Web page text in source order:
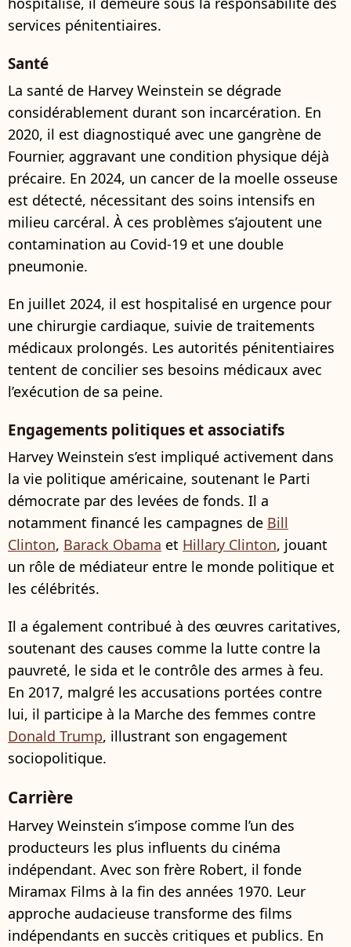
services pénitentiaires.
Santé
La santé de Harvey Weinstein se dégrade
considérablement durant son incarcération. En
2020, il est diagnostiqué avec une gangrène de
Fournier, aggravant une condition physique déjà
précaire. En 2024, un cancer de la moelle osseuse
est détecté, nécessitant des soins intensifs en
milieu carcéral. À ces problèmes s’ajoutent une
contamination au Covid-19 et une double
pneumonie.
En juillet 2024, il est hospitalisé en urgence pour
une chirurgie cardiaque, suivie de traitements
médicaux prolongés. Les autorités pénitentiaires
tentent de concilier ses besoins médicaux avec
l’exécution de sa peine.
Engagements politiques et associatifs
Harvey Weinstein s’est impliqué activement dans
la vie politique américaine, soutenant le Parti
démocrate par des levées de fonds. Il a
notamment financé les campagnes de Bill
Clinton, Barack Obama et Hillary Clinton, jouant
un rôle de médiateur entre le monde politique et
les célébrités.
Il a également contribué à des œuvres caritatives,
soutenant des causes comme la lutte contre la
pauvreté, le sida et le contrôle des armes à feu.
En 2017, malgré les accusations portées contre
lui, il participe à la Marche des femmes contre
Donald Trump, illustrant son engagement
sociopolitique.
Carrière
Harvey Weinstein s’impose comme l’un des
producteurs les plus influents du cinéma
indépendant. Avec son frère Robert, il fonde
Miramax Films à la fin des années 1970. Leur
approche audacieuse transforme des films
indépendants en succès critiques et publics. En